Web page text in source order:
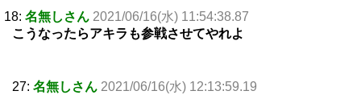
18: 名無しさん 2021/06/16(水) 11:54:38.87
こうなったらアキラも参戦させてやれよ
27: 名無しさん 2021/06/16(水) 12:13:59.19